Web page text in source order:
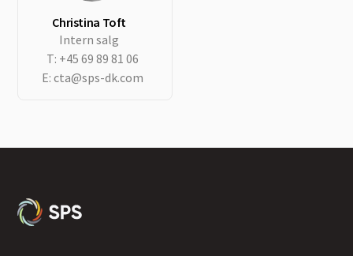
Christina Toft
Intern salg
T: +45 69 89 81 06
E: cta@sps-dk.com